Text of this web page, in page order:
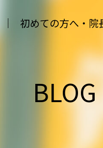
初めての方へ・院
BLOG